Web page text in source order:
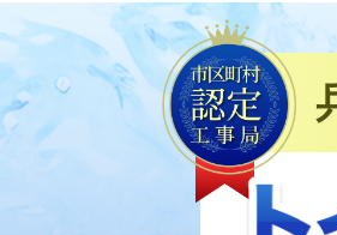
トイレつまり・
お風呂つまり・
キッチンつまり
洗面所つまり